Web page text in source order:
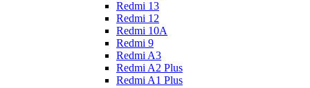
Redmi 13
Redmi 12
Redmi 10A
Redmi 9
Redmi A3
Redmi A2 Plus
Redmi A1 Plus